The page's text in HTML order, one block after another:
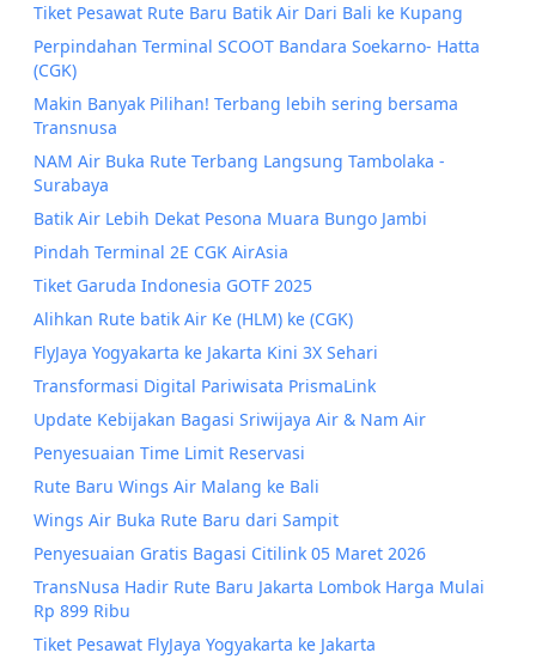
Tiket Pesawat Rute Baru Batik Air Dari Bali ke Kupang
Perpindahan Terminal SCOOT Bandara Soekarno- Hatta
(CGK)
Makin Banyak Pilihan! Terbang lebih sering bersama
Transnusa
NAM Air Buka Rute Terbang Langsung Tambolaka -
Surabaya
Batik Air Lebih Dekat Pesona Muara Bungo Jambi
Pindah Terminal 2E CGK AirAsia
Tiket Garuda Indonesia GOTF 2025
Alihkan Rute batik Air Ke (HLM) ke (CGK)
FlyJaya Yogyakarta ke Jakarta Kini 3X Sehari
Transformasi Digital Pariwisata PrismaLink
Update Kebijakan Bagasi Sriwijaya Air & Nam Air
Penyesuaian Time Limit Reservasi
Rute Baru Wings Air Malang ke Bali
Wings Air Buka Rute Baru dari Sampit
Penyesuaian Gratis Bagasi Citilink 05 Maret 2026
TransNusa Hadir Rute Baru Jakarta Lombok Harga Mulai
Rp 899 Ribu
Tiket Pesawat FlyJaya Yogyakarta ke Jakarta